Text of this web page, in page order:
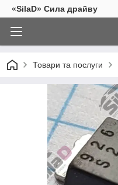
«SilaD» Сила драйву
Товари та послуги